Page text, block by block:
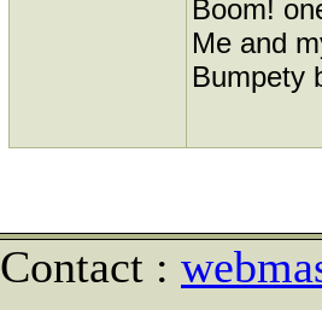
Boom!
Me and
Bumpety
Contact :